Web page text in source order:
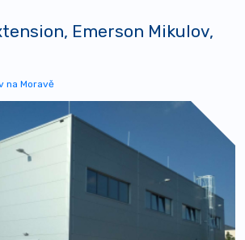
Emerson Mikulov,
na Moravě